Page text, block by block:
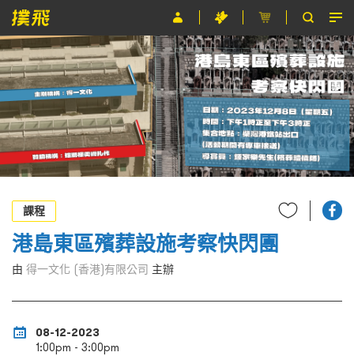
節目
主辦單位
關於撲飛
條款及細則
EN
課程
港島東區殯葬設施考察快閃團
由 得一文化 (香港)有限公司 主辦
08-12-2023
1:00pm - 3:00pm